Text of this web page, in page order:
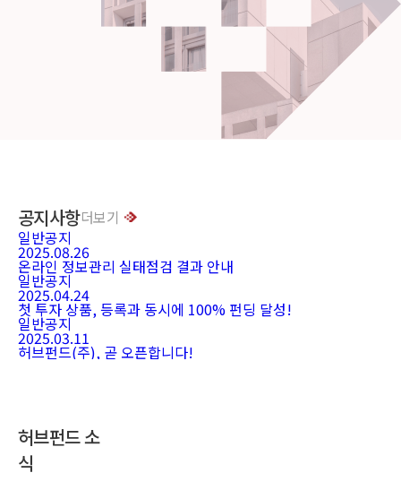
공지사항더보기
일반공지
2025.08.26
온라인 정보관리 실태점검 결과 안내
일반공지
2025.04.24
첫 투자 상품, 등록과 동시에 100% 펀딩 달성!
일반공지
2025.03.11
허브펀드(주), 곧 오픈합니다!
허브펀드 소
식